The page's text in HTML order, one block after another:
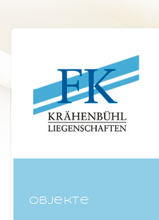
Objekte